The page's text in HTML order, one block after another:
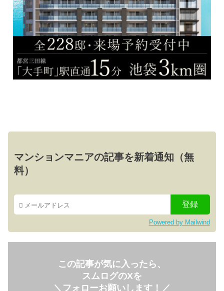
マンションマニアの記事を新着通知（無
料）
Powered by Mailwind
この記事が気に入ったら、
スムログのXを
＼フォローお願いします！／